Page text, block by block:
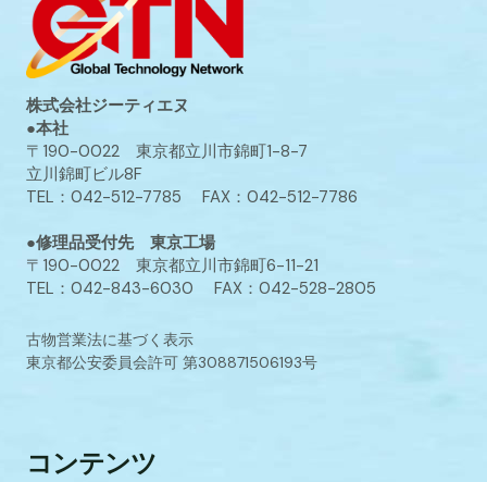
株式会社ジーティエヌ
●本社
〒190-0022 東京都立川市錦町1-8-7
立川錦町ビル8F
TEL：042-512-7785 FAX：042-512-7786
●修理品受付先 東京工場
〒190-0022 東京都立川市錦町6-11-21
TEL：042-843-6030 FAX：042-528-2805
古物営業法に基づく表示
東京都公安委員会許可 第308871506193号
コンテンツ